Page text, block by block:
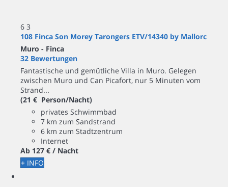
6 3
108 Finca Son Morey Tarongers ETV/14340 by Mallorc
Muro - Finca
32 Bewertungen
Fantastische und gemütliche Villa in Muro. Gelegen
zwischen Muro und Can Picafort, nur 5 Minuten vom
Strand...
(21 € Person/Nacht)
privates Schwimmbad
7 km zum Sandstrand
6 km zum Stadtzentrum
Internet
Ab 127 € / Nacht
+ INFO